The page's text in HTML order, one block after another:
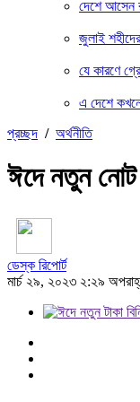
দেশে আসেন
জুলাই
যে কারণে
এ দেশে
প্রচ্ছদ / অর্থনীতি
ঈদে নতুন
ডেস্ক রিপোর্ট
মার্চ ২৯, ২০২৩ ২:২৯